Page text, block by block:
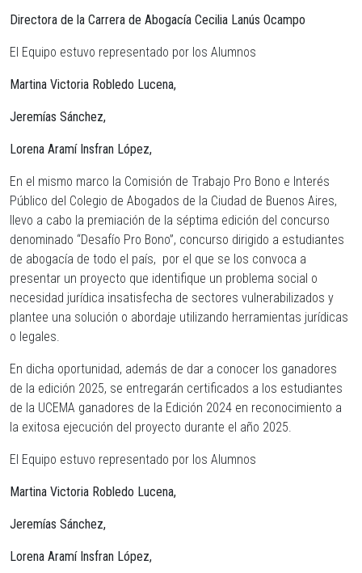
Directora de la Carrera de Abogacía Cecilia Lanús Ocampo
El Equipo estuvo representado por los Alumnos
Martina Victoria Robledo Lucena,
Jeremías Sánchez,
Lorena Aramí Insfran López,
En el mismo marco la Comisión de Trabajo Pro Bono e Interés
Público del Colegio de Abogados de la Ciudad de Buenos Aires,
llevo a cabo la premiación de la séptima edición del concurso
denominado “Desafío Pro Bono”, concurso dirigido a estudiantes
de abogacía de todo el país, por el que se los convoca a
presentar un proyecto que identifique un problema social o
necesidad jurídica insatisfecha de sectores vulnerabilizados y
plantee una solución o abordaje utilizando herramientas jurídicas
o legales.
En dicha oportunidad, además de dar a conocer los ganadores
de la edición 2025, se entregarán certificados a los estudiantes
de la UCEMA ganadores de la Edición 2024 en reconocimiento a
la exitosa ejecución del proyecto durante el año 2025.
El Equipo estuvo representado por los Alumnos
Martina Victoria Robledo Lucena,
Jeremías Sánchez,
Lorena Aramí Insfran López,